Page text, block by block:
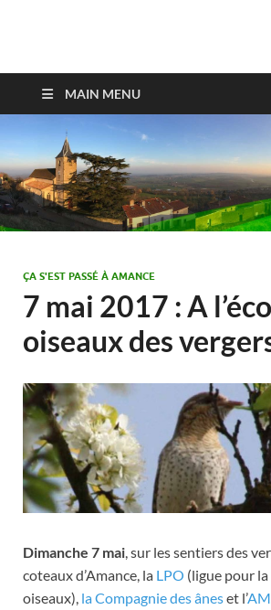
Amance
MAIN MENU
ÇA S'EST PASSÉ À AMANCE
7 mai 2017 : A
oiseaux des
Dimanche 7 mai, sur les sentiers des
coteaux d’Amance, la LPO (ligue pour
oiseaux), la Compagnie des âneset l’